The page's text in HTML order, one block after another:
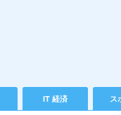
IT 経済 ス